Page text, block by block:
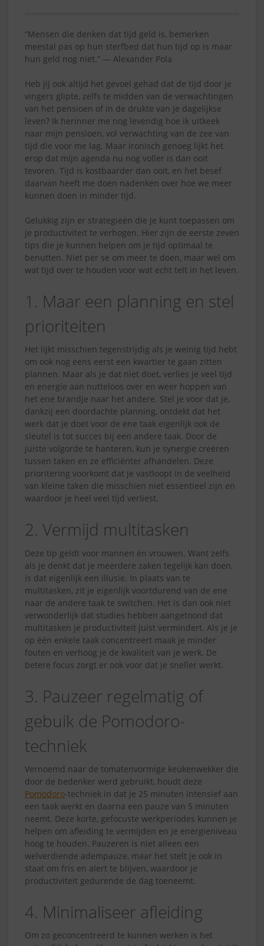
“Mensen die denken dat tijd geld is, bemerken
meestal pas op hun sterfbed dat hun tijd op is maar
hun geld nog niet.” ― Alexander Pola
Heb jij ook altijd het gevoel gehad dat de tijd door je
vingers glipte, zelfs te midden van de verwachtingen
van het pensioen of in de drukte van je dagelijkse
leven? Ik herinner me nog levendig hoe ik uitkeek
naar mijn pensioen, vol verwachting van de zee van
tijd die voor me lag. Maar ironisch genoeg lijkt het
erop dat mijn agenda nu nog voller is dan ooit
tevoren. Tijd is kostbaarder dan ooit, en het besef
daarvan heeft me doen nadenken over hoe we meer
kunnen doen in minder tijd.
Gelukkig zijn er strategieën die je kunt toepassen om
je productiviteit te verhogen. Hier zijn de eerste zeven
tips die je kunnen helpen om je tijd optimaal te
benutten. Niet per se om meer te doen, maar wel om
wat tijd over te houden voor wat echt telt in het leven.
1. Maar een planning en stel
prioriteiten
Het lijkt misschien tegenstrijdig als je weinig tijd hebt
om ook nog eens eerst een kwartier te gaan zitten
plannen. Maar als je dat niet doet, verlies je veel tijd
en energie aan nutteloos over en weer hoppen van
het ene brandje naar het andere. Stel je voor dat je,
dankzij een doordachte planning, ontdekt dat het
werk dat je doet voor de ene taak eigenlijk ook de
sleutel is tot succes bij een andere taak. Door de
juiste volgorde te hanteren, kun je synergie creëren
tussen taken en ze efficiënter afhandelen. Deze
prioritering voorkomt dat je vastloopt in de veelheid
van kleine taken die misschien niet essentieel zijn en
waardoor je heel veel tijd verliest.
2. Vermijd multitasken
Deze tip geldt voor mannen én vrouwen. Want zelfs
als je denkt dat je meerdere zaken tegelijk kan doen,
is dat eigenlijk een illusie. In plaats van te
multitasken, zit je eigenlijk voortdurend van de ene
naar de andere taak te switchen. Het is dan ook niet
verwonderlijk dat studies hebben aangetoond dat
multitasken je productiviteit juist vermindert. Als je je
op één enkele taak concentreert maak je minder
fouten en verhoog je de kwaliteit van je werk. De
betere focus zorgt er ook voor dat je sneller werkt.
3. Pauzeer regelmatig of
gebuik de Pomodoro-
techniek
Vernoemd naar de tomatenvormige keukenwekker die
door de bedenker werd gebruikt, houdt deze
Pomodoro-techniek in dat je 25 minuten intensief aan
een taak werkt en daarna een pauze van 5 minuten
neemt. Deze korte, gefocuste werkperiodes kunnen je
helpen om afleiding te vermijden en je energieniveau
hoog te houden. Pauzeren is niet alleen een
welverdiende adempauze, maar het stelt je ook in
staat om fris en alert te blijven, waardoor je
productiviteit gedurende de dag toeneemt.
4. Minimaliseer afleiding
Om zo geconcentreerd te kunnen werken is het